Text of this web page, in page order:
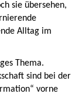
sie übersehen,
Alltag im
Thema.
sind bei der
vorne